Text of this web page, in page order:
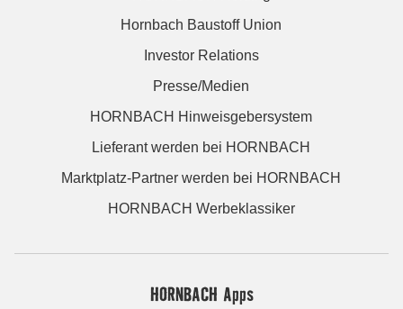
Hornbach Baustoff Union
Investor Relations
Presse/Medien
HORNBACH Hinweisgebersystem
Lieferant werden bei HORNBACH
Marktplatz-Partner werden bei HORNBACH
HORNBACH Werbeklassiker
HORNBACH Apps